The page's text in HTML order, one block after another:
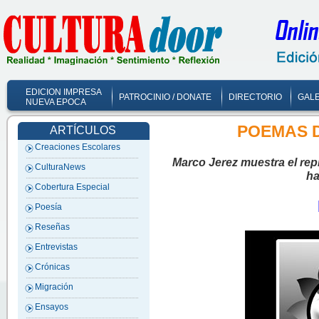
EDICION IMPRESA
NUEVA EPOCA
PATROCINIO / DONATE DIRECTORIO
ARTÍCULOS
Creaciones Escolares
CulturaNews
Cobertura Especial
Poesía
Reseñas
Entrevistas
Crónicas
Migración
Ensayos
POEMAS
Marco Jerez muestra el